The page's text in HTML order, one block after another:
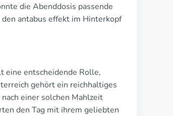
die Abenddosis passende
antabus effekt im Hinterkopf
eine entscheidende Rolle,
gehört ein reichhaltiges
einer solchen Mahlzeit
den Tag mit ihrem geliebten